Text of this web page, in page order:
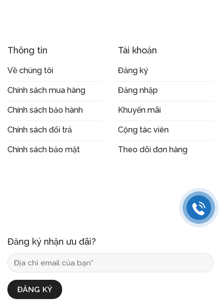
Thông tin
Về chúng tôi
Chính sách mua hàng
Chính sách bảo hành
Chính sách đổi trả
Chính sách bảo mật
Tài khoản
Đăng ký
Đăng nhập
Khuyến mãi
Cộng tác viên
Theo dõi đơn hàng
Đăng ký nhận ưu đãi?